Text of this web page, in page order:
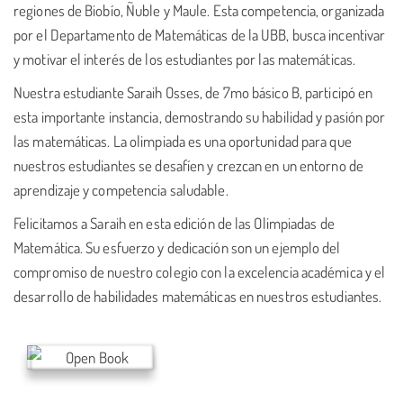
regiones de Biobío, Ñuble y Maule. Esta competencia, organizada
por el Departamento de Matemáticas de la UBB, busca incentivar
y motivar el interés de los estudiantes por las matemáticas.
Nuestra estudiante Saraih Osses, de 7mo básico B, participó en
esta importante instancia, demostrando su habilidad y pasión por
las matemáticas. La olimpiada es una oportunidad para que
nuestros estudiantes se desafíen y crezcan en un entorno de
aprendizaje y competencia saludable.
Felicitamos a Saraih en esta edición de las Olimpiadas de
Matemática. Su esfuerzo y dedicación son un ejemplo del
compromiso de nuestro colegio con la excelencia académica y el
desarrollo de habilidades matemáticas en nuestros estudiantes.